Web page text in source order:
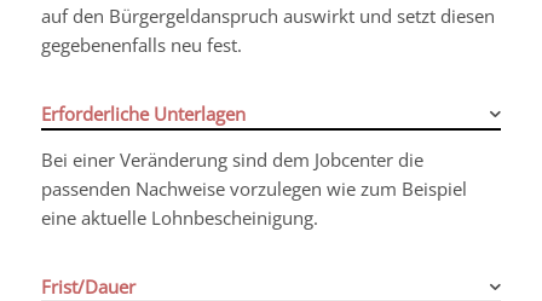
auf den Bürgergeldanspruch auswirkt und setzt diesen
gegebenenfalls neu fest.
Erforderliche Unterlagen
Bei einer Veränderung sind dem Jobcenter die
passenden Nachweise vorzulegen wie zum Beispiel
eine aktuelle Lohnbescheinigung.
Frist/Dauer